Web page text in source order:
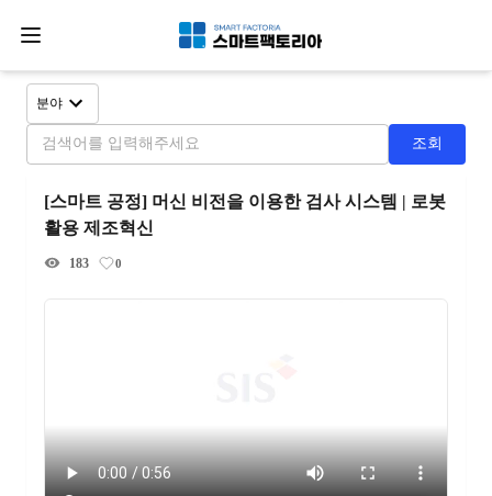
분야
조회
[스마트 공정] 머신 비전을 이용한 검사 시스템 | 로봇
활용 제조혁신
183 0